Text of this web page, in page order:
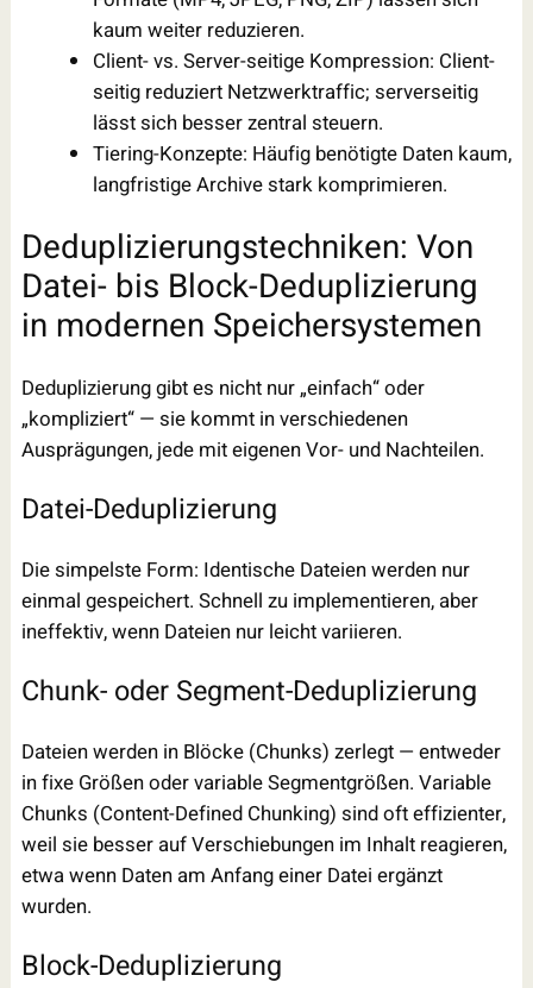
kaum weiter reduzieren.
Client- vs. Server-seitige Kompression: Client-
seitig reduziert Netzwerktraffic; serverseitig
lässt sich besser zentral steuern.
Tiering-Konzepte: Häufig benötigte Daten kaum,
langfristige Archive stark komprimieren.
Deduplizierungstechniken: Von
Datei- bis Block-Deduplizierung
in modernen Speichersystemen
Deduplizierung gibt es nicht nur „einfach“ oder
„kompliziert“ — sie kommt in verschiedenen
Ausprägungen, jede mit eigenen Vor- und Nachteilen.
Datei-Deduplizierung
Die simpelste Form: Identische Dateien werden nur
einmal gespeichert. Schnell zu implementieren, aber
ineffektiv, wenn Dateien nur leicht variieren.
Chunk- oder Segment-Deduplizierung
Dateien werden in Blöcke (Chunks) zerlegt — entweder
in fixe Größen oder variable Segmentgrößen. Variable
Chunks (Content-Defined Chunking) sind oft effizienter,
weil sie besser auf Verschiebungen im Inhalt reagieren,
etwa wenn Daten am Anfang einer Datei ergänzt
wurden.
Block-Deduplizierung